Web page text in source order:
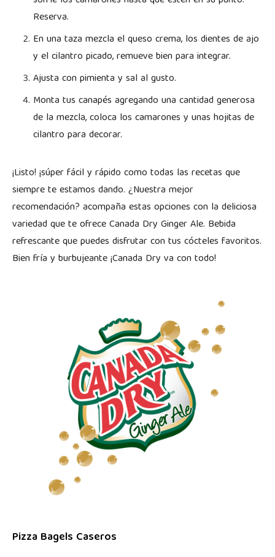
Reserva.
En una taza mezcla el queso crema, los dientes de ajo
y el cilantro picado, remueve bien para integrar.
Ajusta con pimienta y sal al gusto.
Monta tus canapés agregando una cantidad generosa
de la mezcla, coloca los camarones y unas hojitas de
cilantro para decorar.
¡Listo! ¡súper fácil y rápido como todas las recetas que
siempre te estamos dando. ¿Nuestra mejor
recomendación? acompaña estas opciones con la deliciosa
variedad que te ofrece Canada Dry Ginger Ale. Bebida
refrescante que puedes disfrutar con tus cócteles favoritos.
Bien fría y burbujeante ¡Canada Dry va con todo!
Pizza Bagels Caseros